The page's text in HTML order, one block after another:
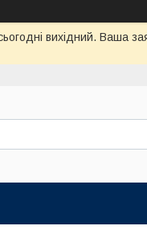
вихідний. Ваша